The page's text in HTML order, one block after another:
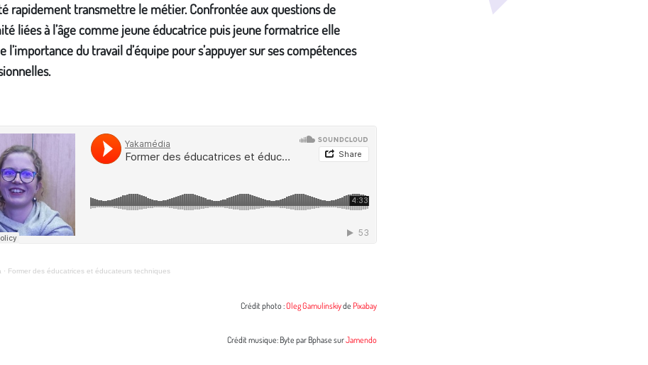
rapidement transmettre le métier. Confrontée aux questions de
liées à l’âge comme jeune éducatrice puis jeune formatrice elle
l’importance du travail d’équipe pour s’appuyer sur ses compétences
· Former des éducatrices et éducateurs techniques
Crédit photo :Oleg Gamulinskiyde Pixabay
Crédit musique: Byte par Bphase surJamendo